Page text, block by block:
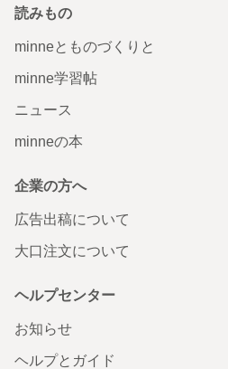
読みもの
minneとものづくりと
minne学習帖
ニュース
minneの本
企業の方へ
広告出稿について
大口注文について
ヘルプセンター
お知らせ
ヘルプとガイド